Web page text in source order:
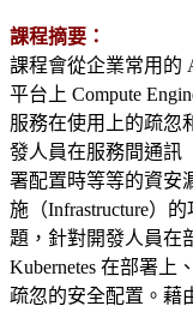
課程摘要：
課程會從企業常用的
平台上 Compute
服務在使用上的疏忽
發人員在服務間通訊
署配置時等等的資安
施（Infrastructure）
題，針對開發人員在
Kubernetes 在部署上
疏忽的安全配置。藉